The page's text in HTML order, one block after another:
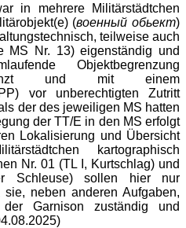
in mehrere Militärstädtchen
(военный обьект)
teilweise auch
MS Nr. 13) eigenständig und
Objektbegrenzung
und mit einem
vor unberechtigten Zutritt
der des jeweiligen MS hatten
der TT/E in den MS erfolgt
Lokalisierung und Übersicht
kartographisch
Nr. 01 (TL I, Kurtschlag) und
Schleuse) sollen hier nur
neben anderen Aufgaben,
Garnison zuständig und